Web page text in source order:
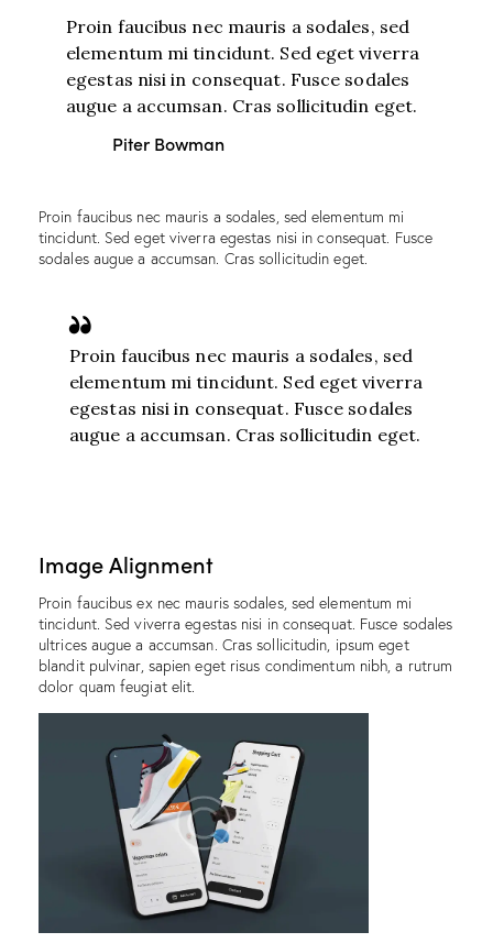
Proin faucibus nec mauris a sodales, sed
elementum mi tincidunt. Sed eget viverra
egestas nisi in consequat. Fusce sodales
augue a accumsan. Cras sollicitudin eget.
Piter Bowman
Proin faucibus nec mauris a sodales, sed elementum mi
tincidunt. Sed eget viverra egestas nisi in consequat. Fusce
sodales augue a accumsan. Cras sollicitudin eget.
Proin faucibus nec mauris a sodales, sed
elementum mi tincidunt. Sed eget viverra
egestas nisi in consequat. Fusce sodales
augue a accumsan. Cras sollicitudin eget.
Image Alignment
Proin faucibus ex nec mauris sodales, sed elementum mi
tincidunt. Sed viverra egestas nisi in consequat. Fusce sodales
ultrices augue a accumsan. Cras sollicitudin, ipsum eget
blandit pulvinar, sapien eget risus condimentum nibh, a rutrum
dolor quam feugiat elit.